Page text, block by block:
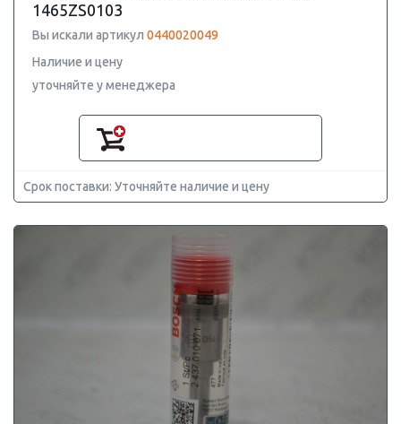
1465ZS0103
Вы искали артикул 0440020049
Наличие и цену
уточняйте у менеджера
Срок поставки: Уточняйте наличие и цену